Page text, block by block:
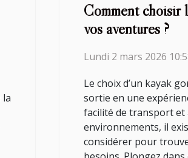
la
Comment choisir
vos aventures ?
Lundi 2 mars 2026
Le choix d’un kayak
sortie en une
facilité de transport
environnements, il
considérer pour